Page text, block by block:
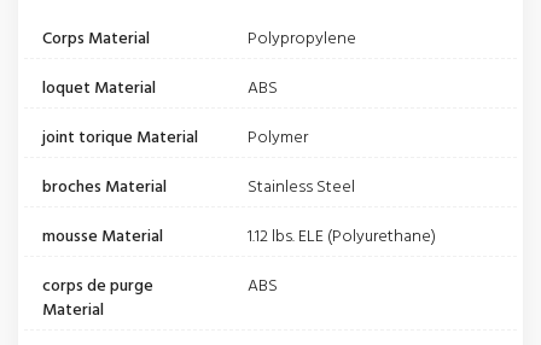
Corps Material
Polypropylene
loquet Material
ABS
joint torique Material
Polymer
broches Material
Stainless Steel
mousse Material
1.12 lbs. ELE (Polyurethane)
corps de purge
Material
ABS